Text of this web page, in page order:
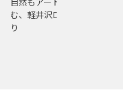
む、軽井沢ローカルスポット巡
り